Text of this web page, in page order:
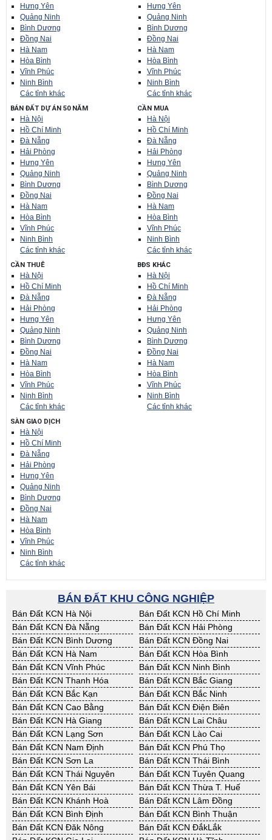
Hưng Yên
Quảng Ninh
Bình Dương
Đồng Nai
Hà Nam
Hòa Bình
Vĩnh Phúc
Ninh Bình
Các tỉnh khác
Hưng Yên
Quảng Ninh
Bình Dương
Đồng Nai
Hà Nam
Hòa Bình
Vĩnh Phúc
Ninh Bình
Các tỉnh khác
BÁN ĐẤT DỰ ÁN 50 NĂM
Hà Nội
Hồ Chí Minh
Đà Nẵng
Hải Phòng
Hưng Yên
Quảng Ninh
Bình Dương
Đồng Nai
Hà Nam
Hòa Bình
Vĩnh Phúc
Ninh Bình
Các tỉnh khác
CẦN MUA
Hà Nội
Hồ Chí Minh
Đà Nẵng
Hải Phòng
Hưng Yên
Quảng Ninh
Bình Dương
Đồng Nai
Hà Nam
Hòa Bình
Vĩnh Phúc
Ninh Bình
Các tỉnh khác
CẦN THUÊ
Hà Nội
Hồ Chí Minh
Đà Nẵng
Hải Phòng
Hưng Yên
Quảng Ninh
Bình Dương
Đồng Nai
Hà Nam
Hòa Bình
Vĩnh Phúc
Ninh Bình
Các tỉnh khác
BĐS KHÁC
Hà Nội
Hồ Chí Minh
Đà Nẵng
Hải Phòng
Hưng Yên
Quảng Ninh
Bình Dương
Đồng Nai
Hà Nam
Hòa Bình
Vĩnh Phúc
Ninh Bình
Các tỉnh khác
SÀN GIAO DỊCH
Hà Nội
Hồ Chí Minh
Đà Nẵng
Hải Phòng
Hưng Yên
Quảng Ninh
Bình Dương
Đồng Nai
Hà Nam
Hòa Bình
Vĩnh Phúc
Ninh Bình
Các tỉnh khác
BÁN ĐẤT KHU CÔNG NGHIỆP
Bán Đất KCN Hà Nội
Bán Đất KCN Hồ Chí Minh
Bán Đất KCN Đà Nẵng
Bán Đất KCN Hải Phòng
Bán Đất KCN Bình Dương
Bán Đất KCN Đồng Nai
Bán Đất KCN Hà Nam
Bán Đất KCN Hòa Bình
Bán Đất KCN Vĩnh Phúc
Bán Đất KCN Ninh Bình
Bán Đất KCN Thanh Hóa
Bán Đất KCN Bắc Giang
Bán Đất KCN Bắc Kạn
Bán Đất KCN Bắc Ninh
Bán Đất KCN Cao Bằng
Bán Đất KCN Điện Biên
Bán Đất KCN Hà Giang
Bán Đất KCN Lai Châu
Bán Đất KCN Lạng Sơn
Bán Đất KCN Lào Cai
Bán Đất KCN Nam Định
Bán Đất KCN Phú Thọ
Bán Đất KCN Sơn La
Bán Đất KCN Thái Bình
Bán Đất KCN Thái Nguyên
Bán Đất KCN Tuyên Quang
Bán Đất KCN Yên Bái
Bán Đất KCN Thừa T. Huế
Bán Đất KCN Khánh Hoà
Bán Đất KCN Lâm Đồng
Bán Đất KCN Bình Định
Bán Đất KCN Bình Thuận
Bán Đất KCN Đăk Nông
Bán Đất KCN ĐắkLắk